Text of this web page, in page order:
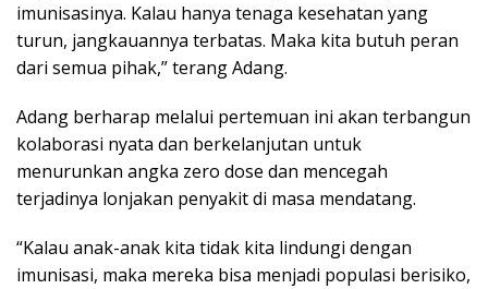
imunisasinya. Kalau hanya tenaga kesehatan yang
turun, jangkauannya terbatas. Maka kita butuh peran
dari semua pihak,” terang Adang.
Adang berharap melalui pertemuan ini akan terbangun
kolaborasi nyata dan berkelanjutan untuk
menurunkan angka zero dose dan mencegah
terjadinya lonjakan penyakit di masa mendatang.
“Kalau anak-anak kita tidak kita lindungi dengan
imunisasi, maka mereka bisa menjadi populasi berisiko,